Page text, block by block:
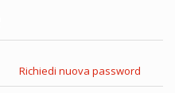
Richiedi nuova password